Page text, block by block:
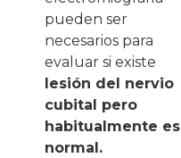
pueden ser
necesarios para
evaluar si existe
lesión del nervio
cubital pero
habitualmente es
normal.